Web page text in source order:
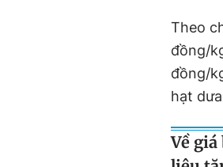
Theo
đồng/
đồng/
hạt
Về